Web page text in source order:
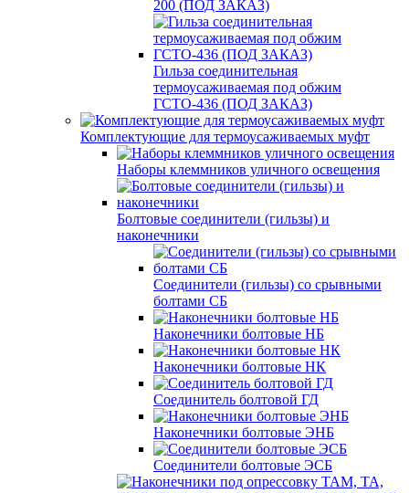
200 (ПОД ЗАКАЗ)
Гильза соединительная
термоусаживаемая под обжим
ГСТО-436 (ПОД ЗАКАЗ)
Комплектующие для термоусаживаемых муфт
Наборы клеммников уличного освещения
Болтовые соединители (гильзы) и
наконечники
Соединители (гильзы) со срывными
болтами СБ
Наконечники болтовые НБ
Наконечники болтовые НК
Соединитель болтовой ГД
Наконечники болтовые ЭНБ
Соединители болтовые ЭСБ